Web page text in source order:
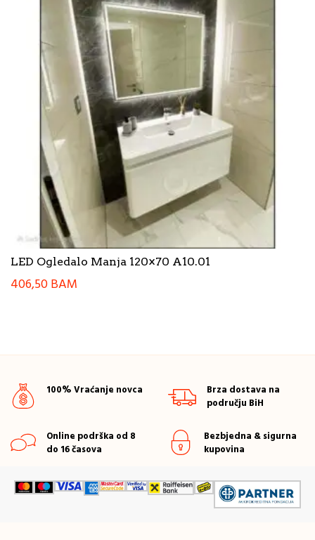
LED Ogledalo Manja 120×70 A10.01
406,50BAM
100% Vraćanje novca
Brza dostava na
području BiH
Online podrška od 8
do 16 časova
Bezbjedna & sigurna
kupovina